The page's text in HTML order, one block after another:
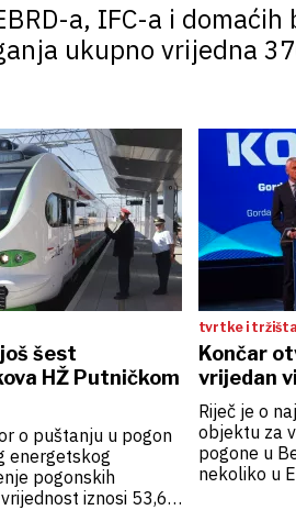
a, IFC-a i
ukupno vrijedna
šest
HŽ Putničkom
o puštanju u pogon
energetskog
pogonskih
iznosi 53,6
tvrtke i tržišta
Končar
vrijedan
Riječ je o
objektu za
pogone u
nekoliko u